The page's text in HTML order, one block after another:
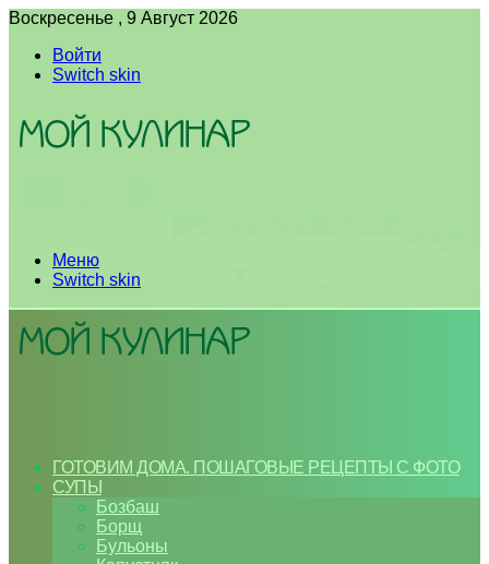
Воскресенье , 9 Август 2026
Войти
Switch skin
Меню
Switch skin
ГОТОВИМ ДОМА. ПОШАГОВЫЕ РЕЦЕПТЫ С ФОТО
СУПЫ
Бозбаш
Борщ
Бульоны